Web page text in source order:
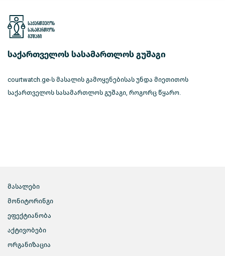
საქართველოს სასამართლოს გუშაგი
courtwatch.ge-ს მასალის გამოყენებისას უნდა მიეთითოს
საქართველოს სასამართლოს გუშაგი, როგორც წყარო.
მასალები
მონიტორინგი
ეფექტიანობა
აქტივობები
ორგანიზაცია